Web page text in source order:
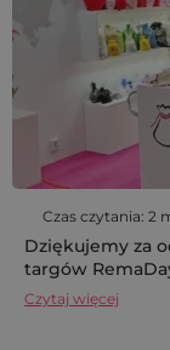
Czas czytania: 2
Dziękujemy za
targów
Czytaj więcej